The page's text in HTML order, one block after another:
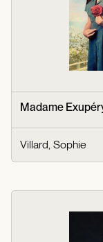
Madame
Villard, Sophie